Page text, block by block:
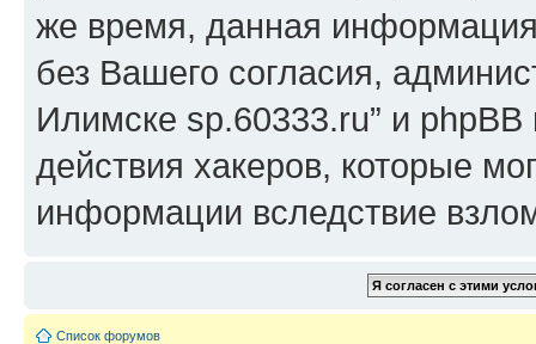
же время, данная
без Вашего согласия,
Илимске sp.60333.ru” и phpBB
действия хакеров, которые
информации вследствие
Список форумов